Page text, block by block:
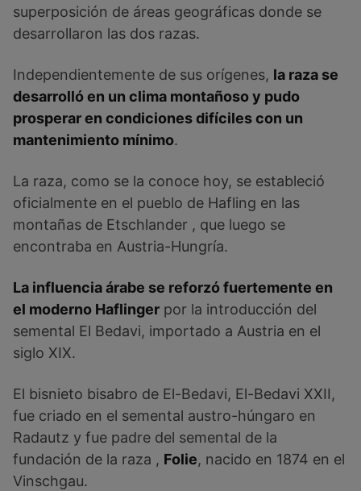
superposición de áreas geográficas donde se
desarrollaron las dos razas.
Independientemente de sus orígenes, la raza se
desarrolló en un clima montañoso y pudo
prosperar en condiciones difíciles con un
mantenimiento mínimo.
La raza, como se la conoce hoy, se estableció
oficialmente en el pueblo de Hafling en las
montañas de Etschlander , que luego se
encontraba en Austria-Hungría.
La influencia árabe se reforzó fuertemente en
el moderno Haflinger por la introducción del
semental El Bedavi, importado a Austria en el
siglo XIX.
El bisnieto bisabro de El-Bedavi, El-Bedavi XXII,
fue criado en el semental austro-húngaro en
Radautz y fue padre del semental de la
fundación de la raza , Folie, nacido en 1874 en el
Vinschgau.